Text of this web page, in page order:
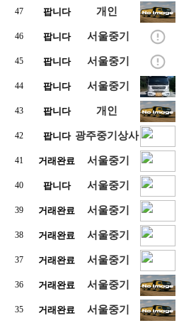
47
팝니다 개인
46
팝니다 서울중기
45
팝니다 서울중기
44
팝니다 서울중기
43
팝니다 개인
42
팝니다 광주중기상사
41
거래완료 서울중기
40
팝니다 서울중기
39
거래완료 서울중기
38
거래완료 서울중기
37
거래완료 서울중기
36
거래완료 서울중기
35
거래완료 서울중기